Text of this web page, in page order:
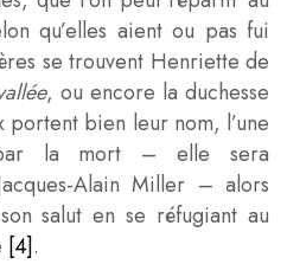
qu’elles aient ou pas fui
se trouvent Henriette de
, ou encore la duchesse
portent bien leur nom, l’une
la mort – elle sera
Alain Miller – alors
salut en se réfugiant au
[4].